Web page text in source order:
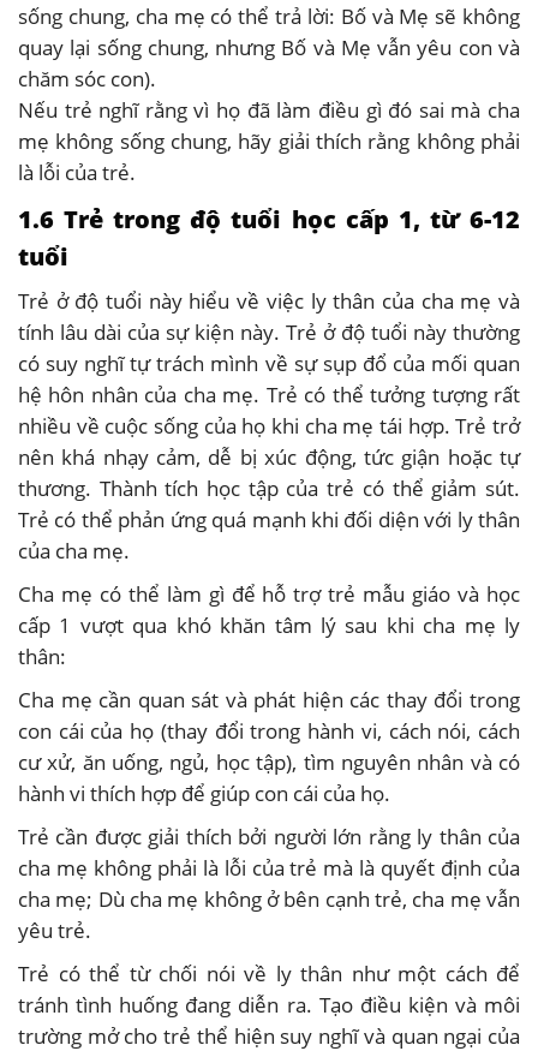
sống chung, cha mẹ có thể trả lời: Bố và Mẹ sẽ không
quay lại sống chung, nhưng Bố và Mẹ vẫn yêu con và
chăm sóc con).
Nếu trẻ nghĩ rằng vì họ đã làm điều gì đó sai mà cha
mẹ không sống chung, hãy giải thích rằng không phải
là lỗi của trẻ.
1.6 Trẻ trong độ tuổi học cấp 1, từ 6-12
tuổi
Trẻ ở độ tuổi này hiểu về việc ly thân của cha mẹ và
tính lâu dài của sự kiện này. Trẻ ở độ tuổi này thường
có suy nghĩ tự trách mình về sự sụp đổ của mối quan
hệ hôn nhân của cha mẹ. Trẻ có thể tưởng tượng rất
nhiều về cuộc sống của họ khi cha mẹ tái hợp. Trẻ trở
nên khá nhạy cảm, dễ bị xúc động, tức giận hoặc tự
thương. Thành tích học tập của trẻ có thể giảm sút.
Trẻ có thể phản ứng quá mạnh khi đối diện với ly thân
của cha mẹ.
Cha mẹ có thể làm gì để hỗ trợ trẻ mẫu giáo và học
cấp 1 vượt qua khó khăn tâm lý sau khi cha mẹ ly
thân:
Cha mẹ cần quan sát và phát hiện các thay đổi trong
con cái của họ (thay đổi trong hành vi, cách nói, cách
cư xử, ăn uống, ngủ, học tập), tìm nguyên nhân và có
hành vi thích hợp để giúp con cái của họ.
Trẻ cần được giải thích bởi người lớn rằng ly thân của
cha mẹ không phải là lỗi của trẻ mà là quyết định của
cha mẹ; Dù cha mẹ không ở bên cạnh trẻ, cha mẹ vẫn
yêu trẻ.
Trẻ có thể từ chối nói về ly thân như một cách để
tránh tình huống đang diễn ra. Tạo điều kiện và môi
trường mở cho trẻ thể hiện suy nghĩ và quan ngại của